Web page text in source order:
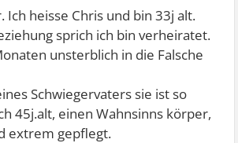
Ich heisse Chris und bin 33j alt.
sprich ich bin verheiratet.
unsterblich in die Falsche
Schwiegervaters sie ist so
45j.alt, einen Wahnsinns körper,
extrem gepflegt.